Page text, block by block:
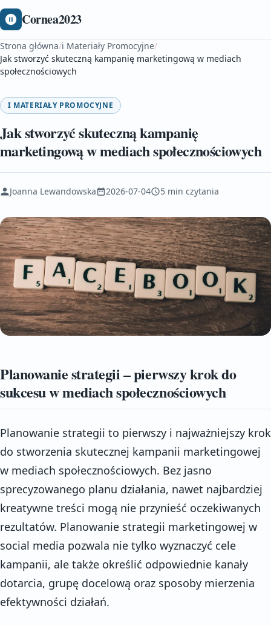
Cornea2023
Strona główna/i Materiały Promocyjne/
Jak stworzyć skuteczną kampanię marketingową w mediach
społecznościowych
I MATERIAŁY PROMOCYJNE
Jak stworzyć skuteczną kampanię
marketingową w mediach społecznościowych
Joanna Lewandowska 2026-07-04 5 min czytania
Planowanie strategii – pierwszy krok do
sukcesu w mediach społecznościowych
Planowanie strategii to pierwszy i najważniejszy krok
do stworzenia skutecznej kampanii marketingowej
w mediach społecznościowych. Bez jasno
sprecyzowanego planu działania, nawet najbardziej
kreatywne treści mogą nie przynieść oczekiwanych
rezultatów. Planowanie strategii marketingowej w
social media pozwala nie tylko wyznaczyć cele
kampanii, ale także określić odpowiednie kanały
dotarcia, grupę docelową oraz sposoby mierzenia
efektywności działań.